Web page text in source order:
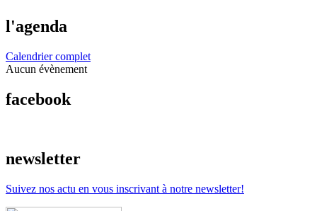
l'agenda
Calendrier complet
Aucun évènement
facebook
newsletter
Suivez nos actu en vous inscrivant à notre newsletter!